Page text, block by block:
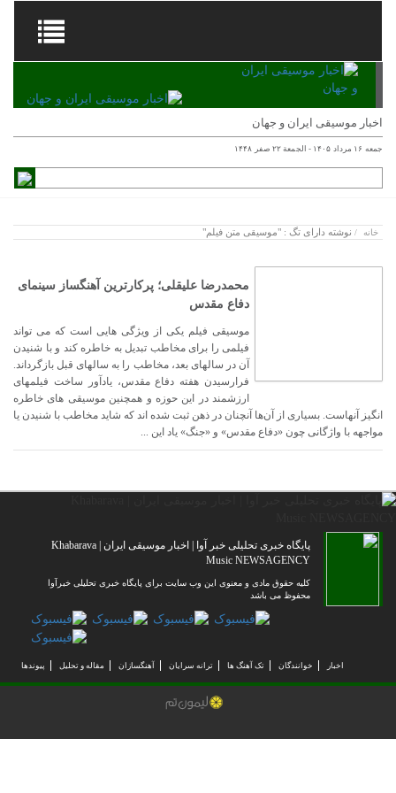
اخبار موسیقی ایران و جهان
جمعه ۱۶ مرداد ۱۴۰۵ - الجمعة ۲۲ صفر ۱۴۴۸
خانه /نوشته دارای تگ : "موسیقی متن فیلم"
محمدرضا علیقلی؛ پرکارترین آهنگساز سینمای
دفاع مقدس
موسیقی فیلم یکی از ویژگی هایی است که می تواند
فیلمی را برای مخاطب تبدیل به خاطره کند و با شنیدن
آن در سالهای بعد، مخاطب را به سالهای قبل بازگرداند.
فرارسیدن هفته دفاع مقدس، یادآور ساخت فیلمهای
ارزشمند در این حوزه و همچنین موسیقی های خاطره
انگیز آنهاست. بسیاری از آن‌ها آنچنان در ذهن ثبت شده اند که شاید مخاطب با شنیدن یا
مواجهه با واژگانی چون «دفاع مقدس» و «جنگ» یاد این ...
پایگاه خبری تحلیلی خبر آوا | اخبار موسیقی ایران | Khabarava
Music NEWSAGENCY
کلیه حقوق مادی و معنوی این وب سایت برای پایگاه خبری تحلیلی خبرآوا
محفوظ می باشد
خوانندگان تک آهنگ ها ترانه سرایان آهنگسازان مقاله و تحلیل پیوندها